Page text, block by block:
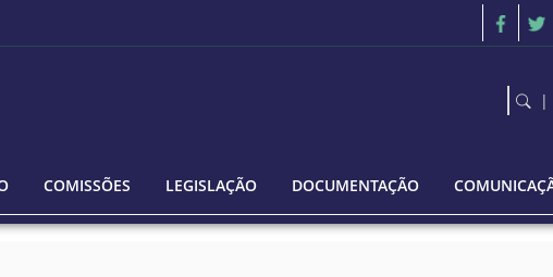
|
COMISSÕES LEGISLAÇÃO DOCUMENTAÇÃO